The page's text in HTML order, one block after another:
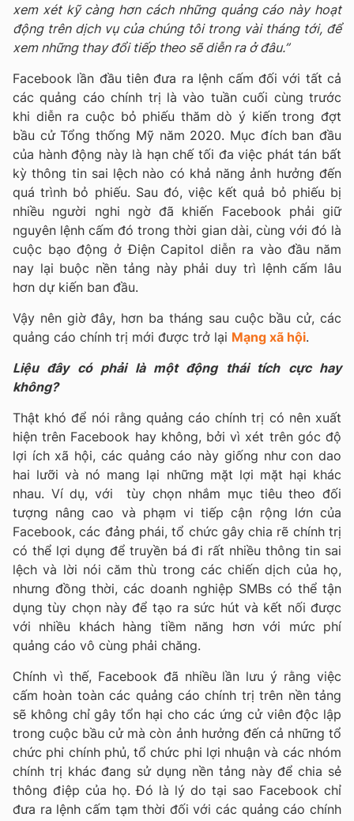
xem xét kỹ càng hơn cách những quảng cáo này hoạt
động trên dịch vụ của chúng tôi trong vài tháng tới, để
xem những thay đổi tiếp theo sẽ diễn ra ở đâu.”
Facebook lần đầu tiên đưa ra lệnh cấm đối với tất cả
các quảng cáo chính trị là vào tuần cuối cùng trước
khi diễn ra cuộc bỏ phiếu thăm dò ý kiến trong đợt
bầu cử Tổng thống Mỹ năm 2020. Mục đích ban đầu
của hành động này là hạn chế tối đa việc phát tán bất
kỳ thông tin sai lệch nào có khả năng ảnh hưởng đến
quá trình bỏ phiếu. Sau đó, việc kết quả bỏ phiếu bị
nhiều người nghi ngờ đã khiến Facebook phải giữ
nguyên lệnh cấm đó trong thời gian dài, cùng với đó là
cuộc bạo động ở Điện Capitol diễn ra vào đầu năm
nay lại buộc nền tảng này phải duy trì lệnh cấm lâu
hơn dự kiến ban đầu.
Vậy nên giờ đây, hơn ba tháng sau cuộc bầu cử, các
quảng cáo chính trị mới được trở lại Mạng xã hội.
Liệu đây có phải là một động thái tích cực hay
không?
Thật khó để nói rằng quảng cáo chính trị có nên xuất
hiện trên Facebook hay không, bởi vì xét trên góc độ
lợi ích xã hội, các quảng cáo này giống như con dao
hai lưỡi và nó mang lại những mặt lợi mặt hại khác
nhau. Ví dụ, với tùy chọn nhắm mục tiêu theo đối
tượng nâng cao và phạm vi tiếp cận rộng lớn của
Facebook, các đảng phái, tổ chức gây chia rẽ chính trị
có thể lợi dụng để truyền bá đi rất nhiều thông tin sai
lệch và lời nói căm thù trong các chiến dịch của họ,
nhưng đồng thời, các doanh nghiệp SMBs có thể tận
dụng tùy chọn này để tạo ra sức hút và kết nối được
với nhiều khách hàng tiềm năng hơn với mức phí
quảng cáo vô cùng phải chăng.
Chính vì thế, Facebook đã nhiều lần lưu ý rằng việc
cấm hoàn toàn các quảng cáo chính trị trên nền tảng
sẽ không chỉ gây tổn hại cho các ứng cử viên độc lập
trong cuộc bầu cử mà còn ảnh hưởng đến cả những tổ
chức phi chính phủ, tổ chức phi lợi nhuận và các nhóm
chính trị khác đang sử dụng nền tảng này để chia sẻ
thông điệp của họ. Đó là lý do tại sao Facebook chỉ
đưa ra lệnh cấm tạm thời đối với các quảng cáo chính